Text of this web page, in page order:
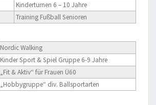
Kinderturnen 6 – 10 Jahre
Training Fußball Senioren
Nordic Walking
Kinder Sport & Spiel Gruppe 6-9 Jahre
„Fit & Aktiv“ für Frauen Ü60
„Hobbygruppe“ div. Ballsportarten